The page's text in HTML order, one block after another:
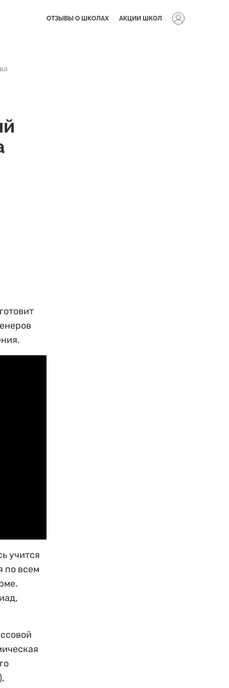
ОТЗЫВЫ О ШКОЛАХ АКЦИИ ШКОЛ
учится
по всем